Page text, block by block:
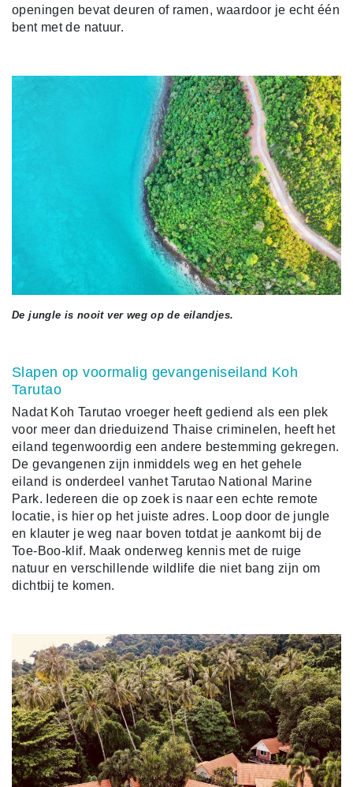
openingen bevat deuren of ramen, waardoor je echt één
bent met de natuur.
De jungle is nooit ver weg op de eilandjes.
Slapen op voormalig gevangeniseiland Koh
Tarutao
Nadat Koh Tarutao vroeger heeft gediend als een plek
voor meer dan drieduizend Thaise criminelen, heeft het
eiland tegenwoordig een andere bestemming gekregen.
De gevangenen zijn inmiddels weg en het gehele
eiland is onderdeel vanhet Tarutao National Marine
Park. Iedereen die op zoek is naar een echte remote
locatie, is hier op het juiste adres. Loop door de jungle
en klauter je weg naar boven totdat je aankomt bij de
Toe-Boo-klif. Maak onderweg kennis met de ruige
natuur en verschillende wildlife die niet bang zijn om
dichtbij te komen.